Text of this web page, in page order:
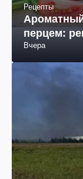
Рецепты
перцем:
Вчера